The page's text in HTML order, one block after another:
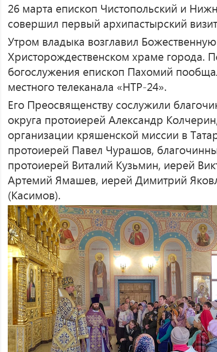
26 марта епископ Чистопольский и
совершил первый архипастырский
Утром владыка возглавил
Христорождественском храме города.
богослужения епископ Пахомий
местного телеканала «НТР-24».
Его Преосвященству сослужили
округа протоиерей Александр
организации кряшенской миссии в
протоиерей Павел Чурашов,
протоиерей Виталий Кузьмин, иерей
Артемий Ямашев, иерей Димитрий
(Касимов).